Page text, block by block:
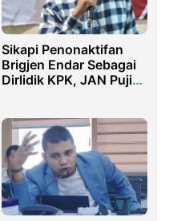
Sikapi Penonaktifan
Brigjen Endar Sebagai
Dirlidik KPK, JAN Puji
Korupsi Kapolri